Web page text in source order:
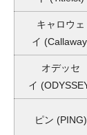
キャロウェ
イ
オデッセ
イ
ピン (PING)